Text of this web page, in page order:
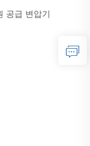
공급 변압기